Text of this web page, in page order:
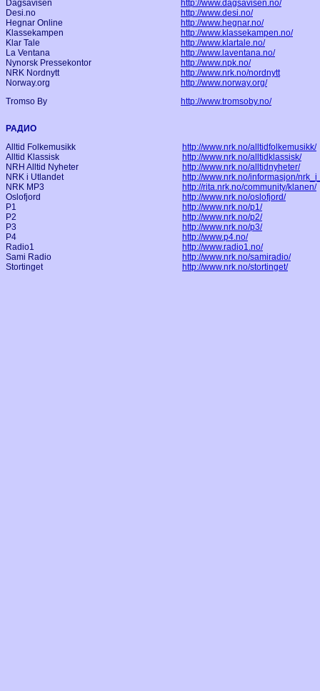
Dagsavisen
http://www.dagsavisen.no/
Desi.no
http://www.desi.no/
Hegnar Online
http://www.hegnar.no/
Klassekampen
http://www.klassekampen.no/
Klar Tale
http://www.klartale.no/
La Ventana
http://www.laventana.no/
Nynorsk Pressekontor
http://www.npk.no/
NRK Nordnytt
http://www.nrk.no/nordnytt
Norway.org
http://www.norway.org/
Tromso By
http://www.tromsoby.no/
РАДИО
Alltid Folkemusikk
http://www.nrk.no/alltidfolkemusikk/
Alltid Klassisk
http://www.nrk.no/alltidklassisk/
NRH Alltid Nyheter
http://www.nrk.no/alltidnyheter/
NRK i Utlandet
http://www.nrk.no/informasjon/
NRK MP3
http://rita.nrk.no/community/klanen/
Oslofjord
http://www.nrk.no/oslofjord/
P1
http://www.nrk.no/p1/
P2
http://www.nrk.no/p2/
P3
http://www.nrk.no/p3/
P4
http://www.p4.no/
Radio1
http://www.radio1.no/
Sami Radio
http://www.nrk.no/samiradio/
Stortinget
http://www.nrk.no/stortinget/